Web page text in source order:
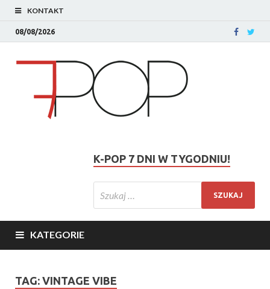
KONTAKT
08/08/2026
K-POP 7 DNI W TYGODNIU!
KATEGORIE
TAG: VINTAGE VIBE